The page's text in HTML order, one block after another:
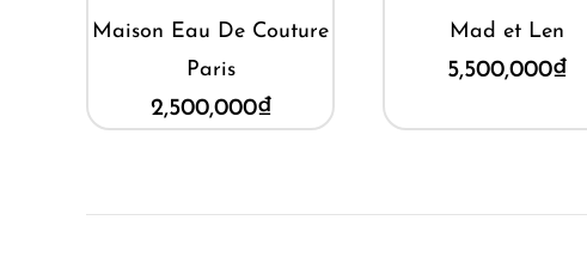
Maison Eau De Couture
Paris
2,500,000₫
Mad et Len
5,500,000₫